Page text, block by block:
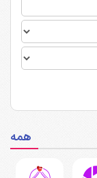
همه